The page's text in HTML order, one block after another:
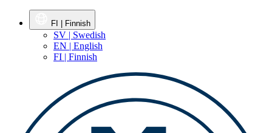
FI | Finnish
SV | Swedish
EN | English
FI | Finnish